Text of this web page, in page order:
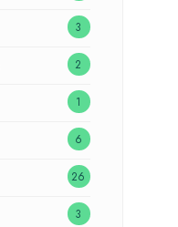
3
2
1
6
26
3